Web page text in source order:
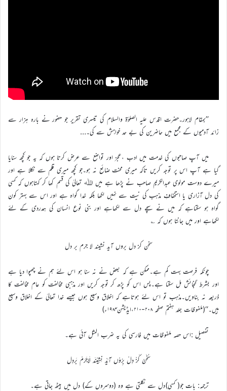
’’بمقام لاہور۔حضرت اقدس علیہ الصلوٰۃ والسلام کی تیسری تقریر جو حضور نے بارہ ہزار سے
زائد آدمیوں کے مجمع میں حاضرین کی بے حد خواہش سے کی۔…
میں آپ صاحبوں کی خدمت میں ادب ،عجز اور تواضع سے عرض کرتا ہوں کہ یہ جو کچھ سنایا
گیا ہے آپ اس پر توجہ کریں تاکہ میری محنت ضائع نہ ہو۔جو کچھ میری قلم سے نکلا ہے اور
میرے دوست مولوی عبدالکریم صاحب نے پڑھا ہے میں اﷲ تعالیٰ کی قسم کھا کر کہتاہوں کہ کسی
کی دل آزاری یا استخفافِ مذہب کی نیت سے نہیں لکھا بلکہ خدا گواہ ہے اور اس سے بہتر کون
گواہ ہو سکتاہے کہ میں نے سچے دل سے لکھاہے اور بنی نوع انسان کی ہمدردی کے لئے
لکھاہے اور میں جانتا ہوں کہ ؎
سخن کز دل بروں آید نشیند لا جرم بر دل
چونکہ فرصت بہت کم ہے۔ممکن ہے کہ بعض نے نہ سنا ہو اس لئے ہم نے چھپوا دیا ہے
اور بشرط گنجائش مل سکتا ہے۔پس اس کو پڑھ کر توجہ کریں اور مذہبی مخالفت کو عام مخالفت کا
ذریعہ نہ بناویں۔مذہب تو اس لئے ہوتاہے کہ اخلاق وسیع ہوں جیسے خدا تعالیٰ کے اخلاق وسیع
ہیں۔‘‘(ملفوظات جلد ہفتم صفحہ ۲۰۸-۲۱۰،ایڈیشن۱۹۸۴ء)
تفصیل :اس حصہ ملفوظات میں فارسی کی یہ ضرب المثل آئی ہے۔
سُخَنْ کَزْ دِلْ بِرُوْں آیَدْ نِشِیْنَد لَاجَرَمْ بَردِل
ترجمہ: بات جو( کسی)دل سے نکلتی ہے وہ (دوسروں کے) دل میں بیٹھ جاتی ہے۔